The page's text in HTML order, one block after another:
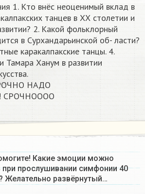
1. Кто внёс неоценимый вклад в
танцев в ХХ столетии и
2. Какой фольклорный
в Сурхандарьинской об- ласти?
каракалпакские танцы. 4.
Тамара Ханум в развитии
НАДО
СРОЧНОООО​
Какие эмоции можно
при прослушивании симфонии 40
Желательно развёрнутый…